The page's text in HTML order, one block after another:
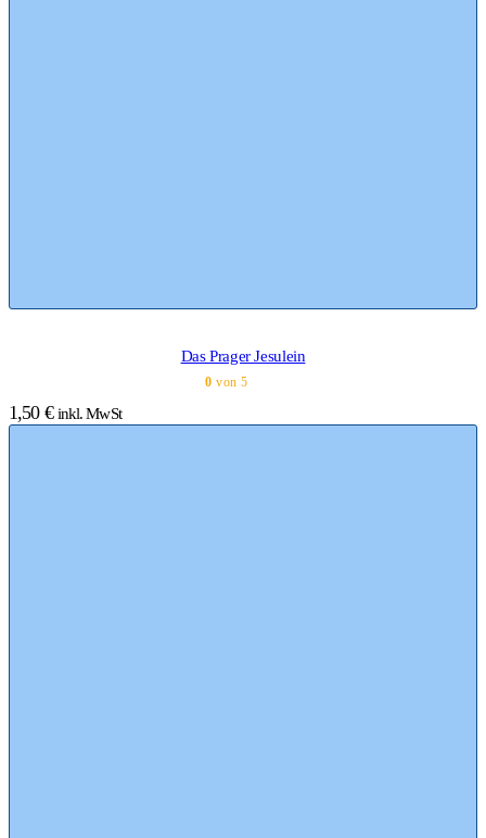
Das Prager Jesulein
0 von 5
1,50 € inkl. MwSt